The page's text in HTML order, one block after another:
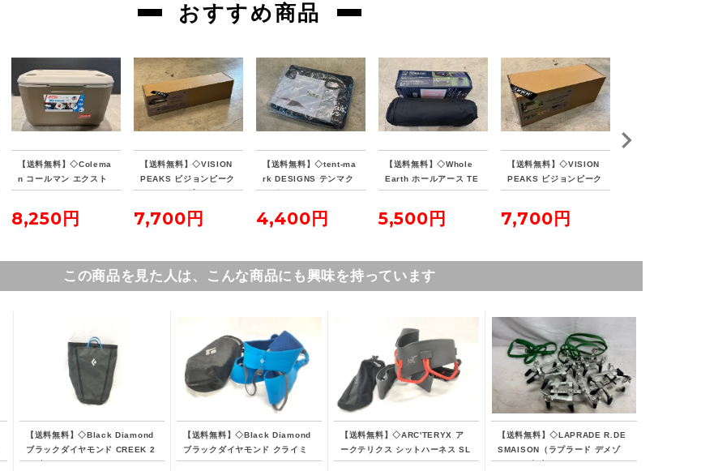
おすすめ商品
【送料無料】◇Colema
n コールマン エクスト
リームクーラー 70QT
8,250円
【送料無料】◇VISION
PEAKS ビジョンピーク
ス ファイアプレイス TC
7,700円
【送料無料】◇tent-ma
rk DESIGNS テンマク
デザイン サーカスイン
4,400円
【送料無料】◇Whole
Earth ホールアース TE
NKU COT テンクウコッ
5,500円
【送料無料】◇VISION
PEAKS ビジョンピーク
ス TCバタフライシェル
7,700円
この商品を見た人は、こんな商品にも興味を持っています
【送料無料】◇Black Diamond
ブラックダイヤモンド CREEK 2
0 ブラック クリーク20 クライミ
【送料無料】◇Black Diamond
ブラックダイヤモンド クライミ
ング ハーネス ソリューション
【送料無料】◇ARC'TERYX ア
ークテリクス シットハーネス SL
-340
【送料無料】◇LAPRADE R.DE
SMAISON（ラプラード デメゾ
ン） 12本爪アイゼン